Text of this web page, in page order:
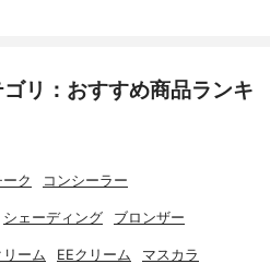
リ：おすすめ商品ランキ
ーク コンシーラー
シェーディング ブロンザー
リーム EEクリーム マスカラ